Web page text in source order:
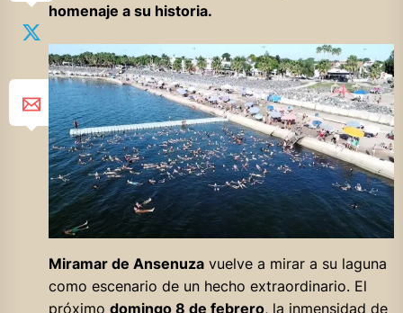
homenaje a su historia.
Miramar de Ansenuzavuelve a mirar a su laguna
como escenario de un hecho extraordinario. El
próximo domingo 8 de febrero, la inmensidad de